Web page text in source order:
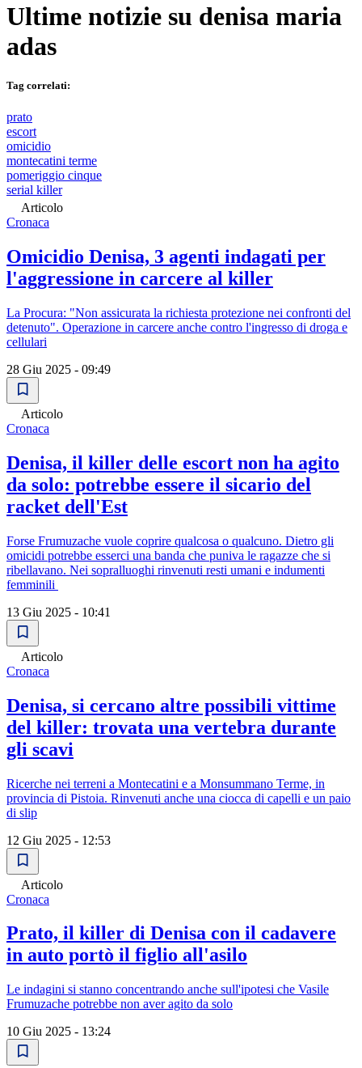
Ultime notizie su denisa maria
adas
Tag correlati:
prato
escort
omicidio
montecatini terme
pomeriggio cinque
serial killer
Articolo
Cronaca
Omicidio Denisa, 3 agenti indagati per
l'aggressione in carcere al killer
La Procura: "Non assicurata la richiesta protezione nei confronti del
detenuto". Operazione in carcere anche contro l'ingresso di droga e
cellulari
28 Giu 2025 - 09:49
Articolo
Cronaca
Denisa, il killer delle escort non ha agito
da solo: potrebbe essere il sicario del
racket dell'Est
Forse Frumuzache vuole coprire qualcosa o qualcuno. Dietro gli
omicidi potrebbe esserci una banda che puniva le ragazze che si
ribellavano. Nei sopralluoghi rinvenuti resti umani e indumenti
femminili
13 Giu 2025 - 10:41
Articolo
Cronaca
Denisa, si cercano altre possibili vittime
del killer: trovata una vertebra durante
gli scavi
Ricerche nei terreni a Montecatini e a Monsummano Terme, in
provincia di Pistoia. Rinvenuti anche una ciocca di capelli e un paio
di slip
12 Giu 2025 - 12:53
Articolo
Cronaca
Prato, il killer di Denisa con il cadavere
in auto portò il figlio all'asilo
Le indagini si stanno concentrando anche sull'ipotesi che Vasile
Frumuzache potrebbe non aver agito da solo
10 Giu 2025 - 13:24